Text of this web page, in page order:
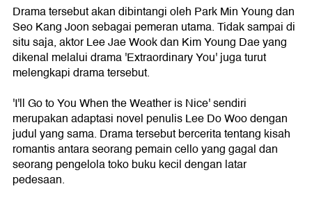
Drama tersebut akan dibintangi oleh Park Min Young dan
Seo Kang Joon sebagai pemeran utama. Tidak sampai di
situ saja, aktor Lee Jae Wook dan Kim Young Dae yang
dikenal melalui drama 'Extraordinary You' juga turut
melengkapi drama tersebut.
'I'll Go to You When the Weather is Nice' sendiri
merupakan adaptasi novel penulis Lee Do Woo dengan
judul yang sama. Drama tersebut bercerita tentang kisah
romantis antara seorang pemain cello yang gagal dan
seorang pengelola toko buku kecil dengan latar
pedesaan.